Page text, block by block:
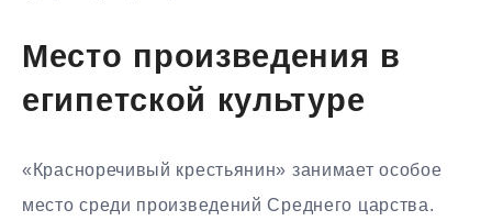
Место произведения в
египетской культуре
«Красноречивый крестьянин» занимает особое
место среди произведений Среднего царства.